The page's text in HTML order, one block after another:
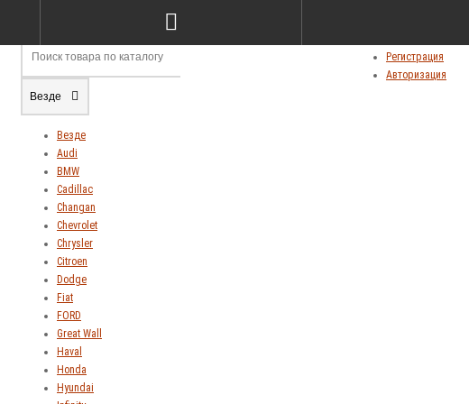
Регистрация
Авторизация
Сравнение товаров (0)
Везде
Везде
Audi
BMW
Cadillac
Changan
Chevrolet
Chrysler
Citroen
Dodge
Fiat
FORD
Great Wall
Haval
Honda
Hyundai